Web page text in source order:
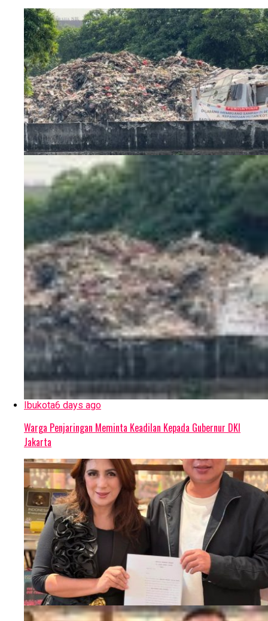
Ibukota6 days ago
Warga Penjaringan Meminta Keadilan Kepada Gubernur DKI
Jakarta